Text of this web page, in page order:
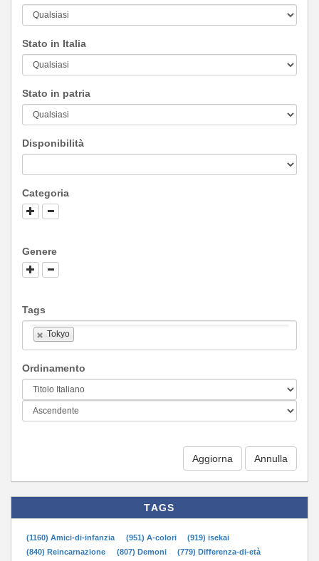
Stato in Italia
Stato in patria
Disponibilità
Categoria
Genere
Tags
Tokyo
Ordinamento
Aggiorna
TAGS
(1160) Amici-di-infanzia (951) A-colori
(919) isekai
(840) Reincarnazione
(807) Demoni
(779) Differenza-di-età